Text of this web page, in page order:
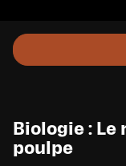
Biologie :
poulpe